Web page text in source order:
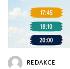
REDAKCE